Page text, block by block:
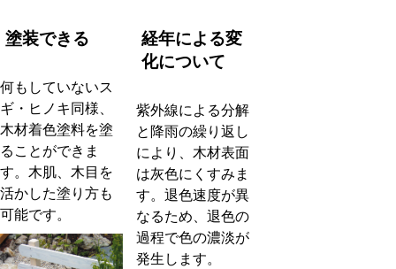
塗装できる
何もしていないス
ギ・ヒノキ同様、
木材着色塗料を塗
ることができま
す。木肌、木目を
活かした塗り方も
可能です。
経年による変
化について
紫外線による分解
と降雨の繰り返し
により、木材表面
は灰色にくすみま
す。退色速度が異
なるため、退色の
過程で色の濃淡が
発生します。